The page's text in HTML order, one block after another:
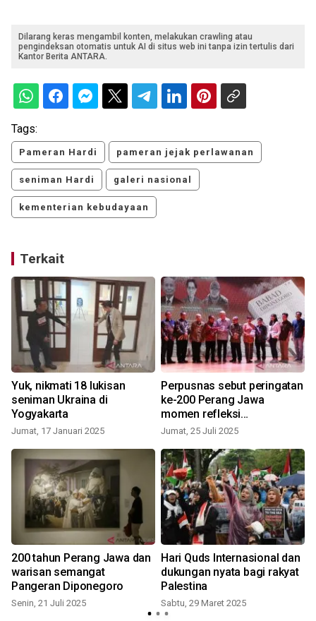
Dilarang keras mengambil konten, melakukan crawling atau
pengindeksan otomatis untuk AI di situs web ini tanpa izin tertulis dari
Kantor Berita ANTARA.
Tags:
Pameran Hardi pameran jejak perlawanan
seniman Hardi galeri nasional
kementerian kebudayaan
Terkait
Yuk, nikmati 18 lukisan
seniman Ukraina di
Yogyakarta
Jumat, 17 Januari 2025
Perpusnas sebut peringatan
ke-200 Perang Jawa
momen refleksi
nasionalisme
Jumat, 25 Juli 2025
200 tahun Perang Jawa dan
warisan semangat
Pangeran Diponegoro
Senin, 21 Juli 2025
Hari Quds Internasional dan
dukungan nyata bagi rakyat
Palestina
Sabtu, 29 Maret 2025